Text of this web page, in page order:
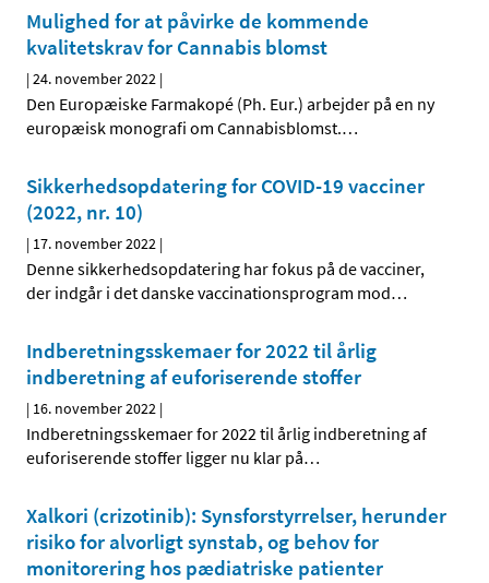
Mulighed for at påvirke de kommende
kvalitetskrav for Cannabis blomst
|24. november 2022 |
Den Europæiske Farmakopé (Ph. Eur.) arbejder på en ny
europæisk monografi om Cannabisblomst.…
Sikkerhedsopdatering for COVID-19 vacciner
(2022, nr. 10)
| 17. november 2022 |
Denne sikkerhedsopdatering har fokus på de vacciner,
der indgår i det danske vaccinationsprogram mod…
Indberetningsskemaer for 2022 til årlig
indberetning af euforiserende stoffer
| 16. november 2022 |
Indberetningsskemaer for 2022 til årlig indberetning af
euforiserende stoffer ligger nu klar på…
Xalkori (crizotinib): Synsforstyrrelser, herunder
risiko for alvorligt synstab, og behov for
monitorering hos pædiatriske patienter